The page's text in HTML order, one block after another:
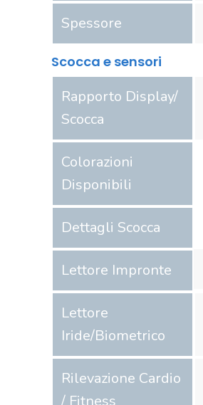
Spessore
Scocca e sensori
Rapporto Display/
Scocca
Colorazioni
Disponibili
Dettagli Scocca
Lettore Impronte
Lettore
Iride/Biometrico
Rilevazione Cardio
/ Fitness